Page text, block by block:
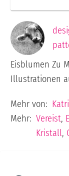
Eisblumen Zu
Illustrationen
Mehr von:
Mehr: Vereist,
Kristall,